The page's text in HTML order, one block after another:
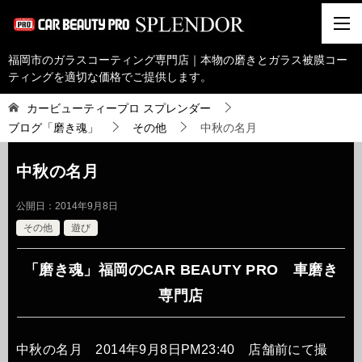
福岡市のガラスコーティング専門店｜本物の磨きとガラス被膜コー
ティングを適切な価格でご提供します。
カービューティープロ スプレンダー
ブログ「磨き魂」
その他 中秋の名月
中秋の名月
公開日： 2014年9月8日
その他
遊び
「磨き魂」福岡のCAR BEAUTY PRO 車磨き
専門店
中秋の名月 2014年9月8日PM23:40 店舗前にて撮